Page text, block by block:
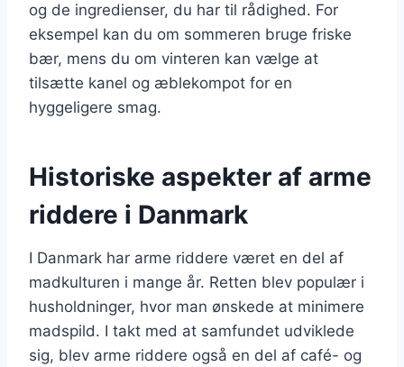
og de ingredienser, du har til rådighed. For
eksempel kan du om sommeren bruge friske
bær, mens du om vinteren kan vælge at
tilsætte kanel og æblekompot for en
hyggeligere smag.
Historiske aspekter af arme
riddere i Danmark
I Danmark har arme riddere været en del af
madkulturen i mange år. Retten blev populær i
husholdninger, hvor man ønskede at minimere
madspild. I takt med at samfundet udviklede
sig, blev arme riddere også en del af café- og